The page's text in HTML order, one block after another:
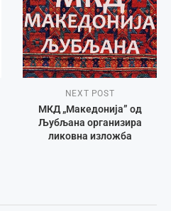
NEXT POST
МКД „Македонија” од
Љубљана организира
ликовна изложба